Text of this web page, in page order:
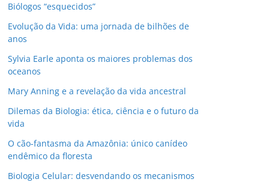
Biólogos “esquecidos”
Evolução da Vida: uma jornada de bilhões de
anos
Sylvia Earle aponta os maiores problemas dos
oceanos
Mary Anning e a revelação da vida ancestral
Dilemas da Biologia: ética, ciência e o futuro da
vida
O cão-fantasma da Amazônia: único canídeo
endêmico da floresta
Biologia Celular: desvendando os mecanismos